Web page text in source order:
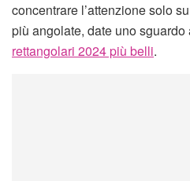
concentrare l’attenzione solo
più angolate, date uno sguardo
rettangolari 2024 più belli.